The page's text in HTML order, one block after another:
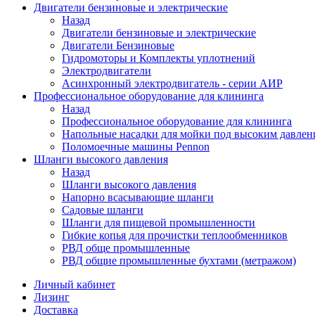
Двигатели бензиновые и электрические
Назад
Двигатели бензиновые и электрические
Двигатели Бензиновые
Гидромоторы и Комплекты уплотнений
Электродвигатели
Асинхронный электродвигатель - серии АИР
Профессиональное оборудование для клининга
Назад
Профессиональное оборудование для клининга
Напольные насадки для мойки под высоким
Поломоечные машины Pennon
Шланги высокого давления
Назад
Шланги высокого давления
Напорно всасывающие шланги
Садовые шланги
Шланги для пищевой промышленности
Гибкие копья для прочистки теплообменников
РВД обще промышленные
РВД общие промышленные бухтами (метражом)
Личный кабинет
Лизинг
Доставка